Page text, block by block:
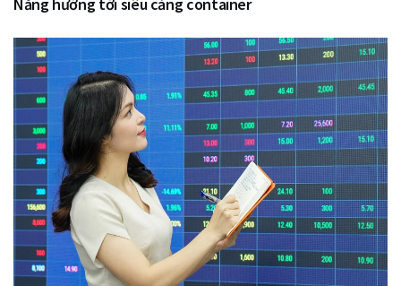
Nẵng hướng tới siêu cảng container